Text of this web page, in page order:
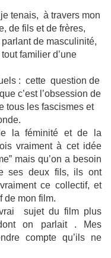
tenais, à travers mon
de fils et de frères,
de masculinité,
familier d’une
: cette question de
c’est l’obsession de
tous les fascismes et
la féminité et de la
vraiment à cet idée
mais qu’on a besoin
ses deux fils, ils ont
ce collectif, et
de mon film.
vrai sujet du film plus
on parlait . Mes
compte qu’ils ne